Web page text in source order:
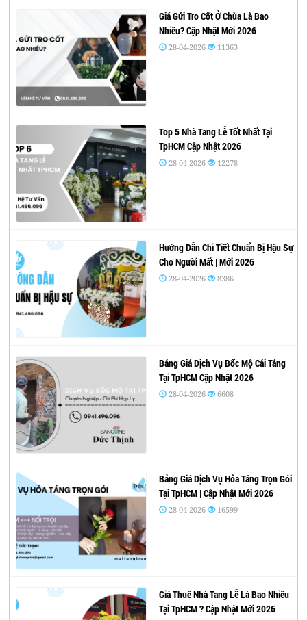
Giá Gửi Tro Cốt Ở Chùa Là Bao
Nhiêu? Cập Nhật Mới 2026
28-04-2026 11363
Top 5 Nhà Tang Lễ Tốt Nhất Tại
TpHCM Cập Nhật 2026
28-04-2026 12278
Hướng Dẫn Chi Tiết Chuẩn Bị Hậu Sự
Cho Người Mất | Mới 2026
28-04-2026 8386
Bảng Giá Dịch Vụ Bốc Mộ Cải Táng
Tại TpHCM Cập Nhật 2026
28-04-2026 6608
Bảng Giá Dịch Vụ Hỏa Táng Trọn Gói
Tại TpHCM | Cập Nhật Mới 2026
28-04-2026 16599
Giá Thuê Nhà Tang Lễ Là Bao Nhiêu
Tại TpHCM ? Cập Nhật Mới 2026